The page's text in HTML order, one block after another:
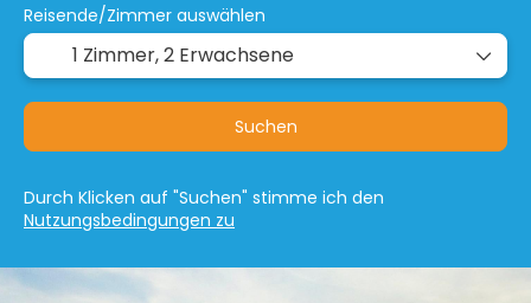
Reisende/Zimmer auswählen
1 Zimmer,2 Erwachsene
Suchen
Durch Klicken auf "Suchen" stimme ich den
Nutzungsbedingungen zu